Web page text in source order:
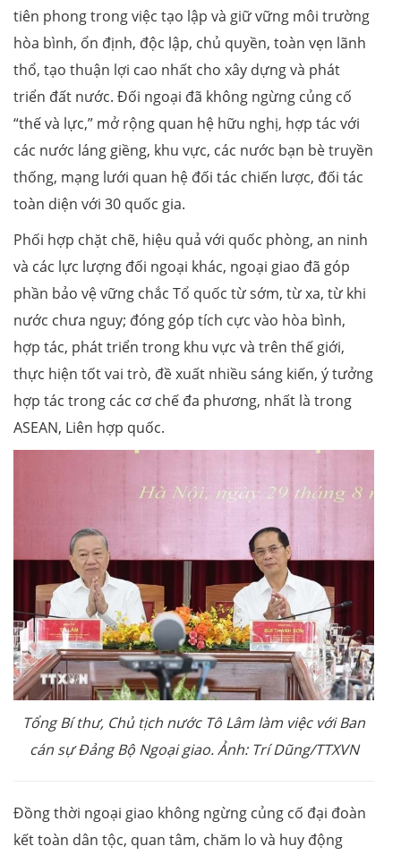
tiên phong trong việc tạo lập và giữ vững môi trường
hòa bình, ổn định, độc lập, chủ quyền, toàn vẹn lãnh
thổ, tạo thuận lợi cao nhất cho xây dựng và phát
triển đất nước. Đối ngoại đã không ngừng củng cố
“thế và lực,” mở rộng quan hệ hữu nghị, hợp tác với
các nước láng giềng, khu vực, các nước bạn bè truyền
thống, mạng lưới quan hệ đối tác chiến lược, đối tác
toàn diện với 30 quốc gia.
Phối hợp chặt chẽ, hiệu quả với quốc phòng, an ninh
và các lực lượng đối ngoại khác, ngoại giao đã góp
phần bảo vệ vững chắc Tổ quốc từ sớm, từ xa, từ khi
nước chưa nguy; đóng góp tích cực vào hòa bình,
hợp tác, phát triển trong khu vực và trên thế giới,
thực hiện tốt vai trò, đề xuất nhiều sáng kiến, ý tưởng
hợp tác trong các cơ chế đa phương, nhất là trong
ASEAN, Liên hợp quốc.
Tổng Bí thư, Chủ tịch nước Tô Lâm làm việc với Ban
cán sự Đảng Bộ Ngoại giao. Ảnh: Trí Dũng/TTXVN
Đồng thời ngoại giao không ngừng củng cố đại đoàn
kết toàn dân tộc, quan tâm, chăm lo và huy động